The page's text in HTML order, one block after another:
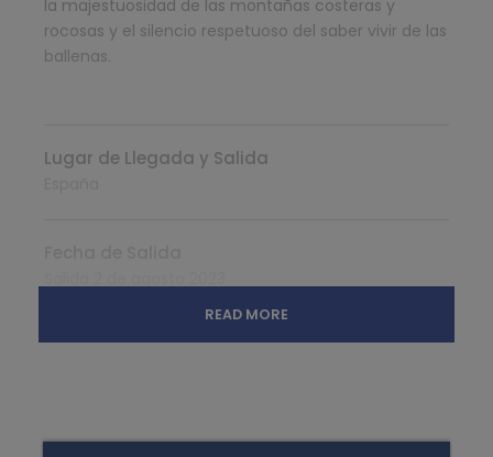
la majestuosidad de las montañas costeras y
rocosas y el silencio respetuoso del saber vivir de las
ballenas.
Lugar de Llegada y Salida
Qué Incluye
Visita al Lake Minnewanka
READ MORE